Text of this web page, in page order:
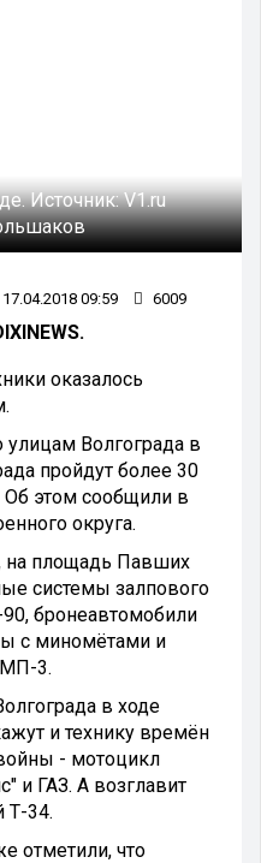
Источник:V1.ru
17.04.2018 09:59 6009
оказалось
Волгограда в
пройдут более 30
Об этом сообщили в
округа.
на площадь Павших
системы залпового
бронеавтомобили
с миномётами и
3.
в ходе
и технику времён
- мотоцикл
и ГАЗ. А возглавит
Т-34.
отметили, что